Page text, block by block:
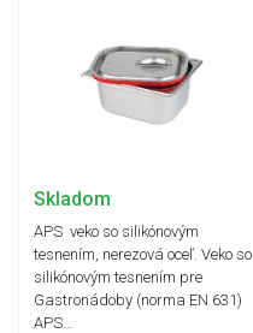
Skladom
APS veko so silikónovým
tesnením, nerezová oceľ. Veko so
silikónovým tesnením pre
Gastronádoby (norma EN 631)
APS…